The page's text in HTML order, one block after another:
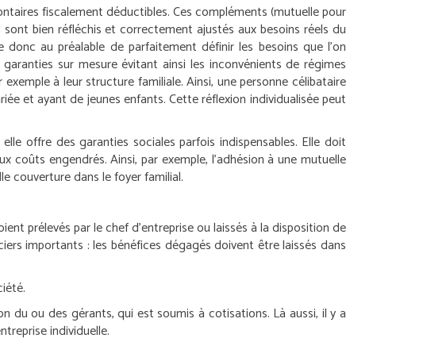
fiscalement déductibles. Ces compléments (mutuelle pour
bien réfléchis et correctement ajustés aux besoins réels du
au préalable de parfaitement définir les besoins que l’on
sur mesure évitant ainsi les inconvénients de régimes
à leur structure familiale. Ainsi, une personne célibataire
et ayant de jeunes enfants. Cette réflexion individualisée peut
offre des garanties sociales parfois indispensables. Elle doit
engendrés. Ainsi, par exemple, l’adhésion à une mutuelle
couverture dans le foyer familial.
prélevés par le chef d’entreprise ou laissés à la disposition de
importants : les bénéfices dégagés doivent être laissés dans
du ou des gérants, qui est soumis à cotisations. Là aussi, il y a
individuelle.